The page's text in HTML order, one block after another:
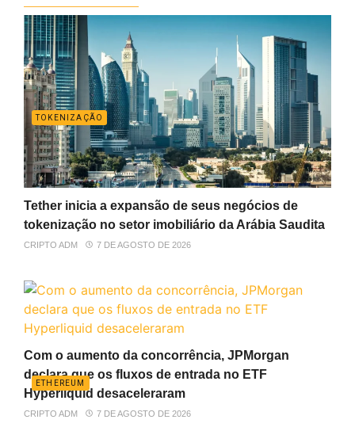
TOKENIZAÇÃO
Tether inicia a expansão de seus negócios de
tokenização no setor imobiliário da Arábia Saudita
CRIPTO ADM 7 DE AGOSTO DE 2026
ETHEREUM
Com o aumento da concorrência, JPMorgan
declara que os fluxos de entrada no ETF
Hyperliquid desaceleraram
CRIPTO ADM 7 DE AGOSTO DE 2026